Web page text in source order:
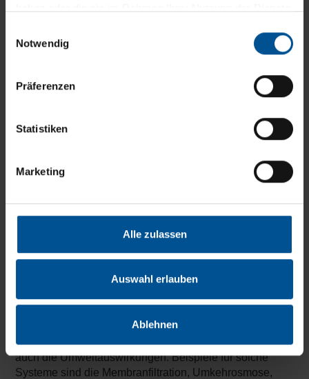
Notwendig
Präferenzen
Statistiken
Marketing
Alle zulassen
Auswahl erlauben
Ablehnen
freut sich Strauss
Industrieabwasser: Das VACUDEST
Vakuumdestillationssystem.
Moderne Wasseraufbereitungssysteme bereiten das
Wasser zurückgewonnen werden kann. Das reduziert
nicht nur den Frischwasserverbrauch, sondern minimiert
auch die Umweltauswirkungen. Beispiele für solche
Systeme sind die Membranfiltration, Umkehrosmose,